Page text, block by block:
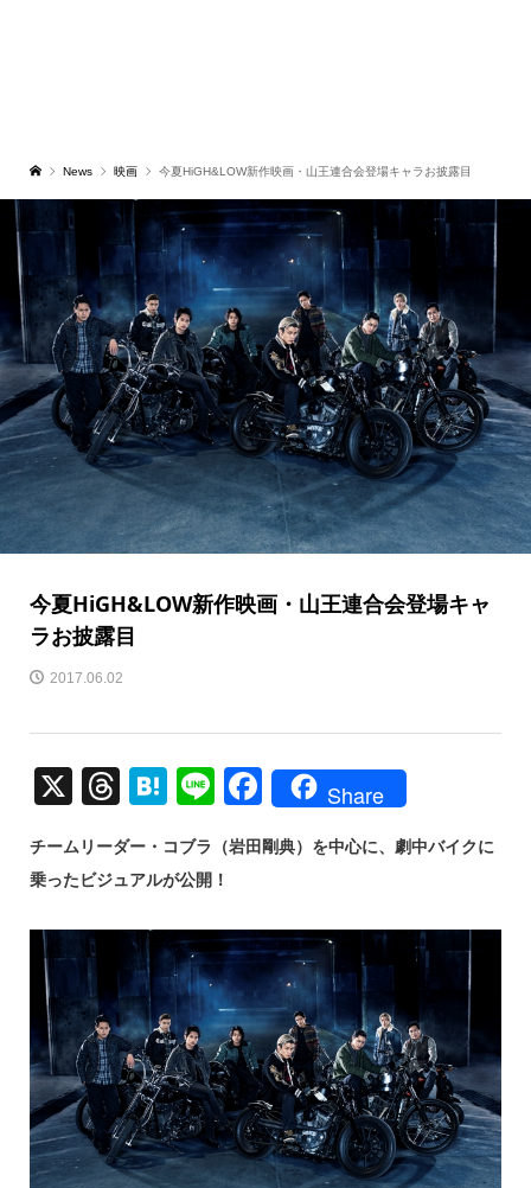
News 映画 今夏HiGH&LOW新作映画・山王連合会登場キャラお披露目
今夏HiGH&LOW新作映画・山王連合会登場キャ
ラお披露目
2017.06.02
X
T
e
a
d
s
H
e
n
a
Li
e
F
c
b
o
o
k
Share
チームリーダー・コブラ（岩田剛典）を中心に、劇中バイクに
乗ったビジュアルが公開！